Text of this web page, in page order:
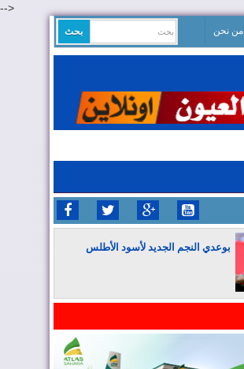
-->
من نحن
بوعدي النجم الجديد لأسود الأطلس